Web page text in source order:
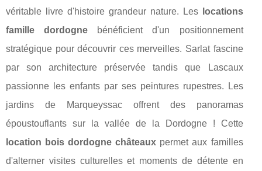
véritable livre d'histoire grandeur nature. Les
locations
famille dordogne bénéficient d'un positionnement
stratégique pour découvrir ces merveilles. Sarlat fascine
par son architecture préservée tandis que Lascaux
passionne les enfants par ses peintures rupestres. Les
jardins de Marqueyssac offrent des panoramas
époustouflants sur la vallée de la Dordogne ! Cette
location bois dordogne châteaux permet aux familles
d'alterner visites culturelles et moments de détente en